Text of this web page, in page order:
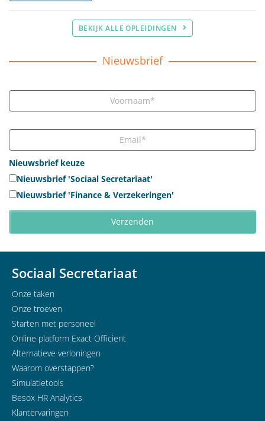
BEKIJK ALLE OPLEIDINGEN
Nieuwsbrief
Nieuwsbrief keuze
Nieuwsbrief 'Sociaal Secretariaat'
Nieuwsbrief 'Finance & Verzekeringen'
Sociaal Secretariaat
Onze taken
Onze troeven
Starten met personeel
Online platform Exact Officient
Alternatieve verloningen
Waarom overstappen?
Simulatietools
Besox HR Analytics
Klantervaringen